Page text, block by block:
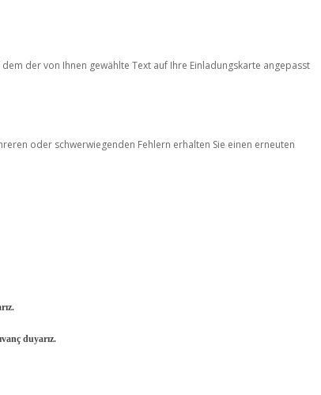
der von Ihnen gewählte Text auf Ihre Einladungskarte angepasst
oder schwerwiegenden Fehlern erhalten Sie einen erneuten
duyarız.